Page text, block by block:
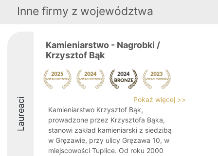
Inne firmy z województwa
Laureaci
Kamieniarstwo - Nagrobki /
Krzysztof Bąk
Pokaż więcej >>
Kamieniarstwo Krzysztof Bąk,
prowadzone przez Krzysztofa Bąka,
stanowi zakład kamieniarski z siedzibą
w Gręzawie, przy ulicy Gręzawa 10, w
miejscowości Tuplice. Od roku 2000